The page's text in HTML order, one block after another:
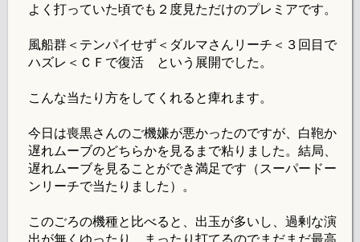
よく打っていた頃でも２度見ただけのプレミアです。
風船群＜テンパイせず＜ダルマさんリーチ＜３回目で
ハズレ＜ＣＦで復活 という展開でした。
こんな当たり方をしてくれると痺れます。
今日は喪黒さんのご機嫌が悪かったのですが、白鞄か
遅れムーブのどちらかを見るまで粘りました。結局、
遅れムーブを見ることができ満足です（スーパードー
ンリーチで当たりました）。
このごろの機種と比べると、出玉が多いし、過剰な演